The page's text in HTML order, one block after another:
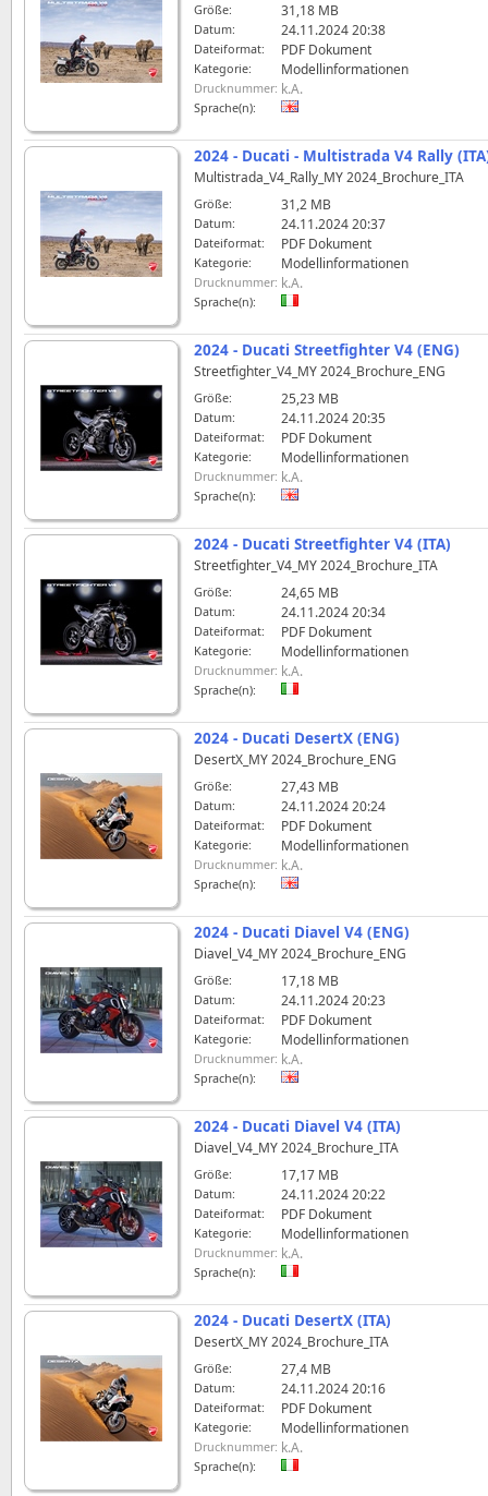
Größe: 31,18 MB
Datum: 24.11.2024 20:38
Dateiformat: PDF Dokument
Kategorie: Modellinformationen
Drucknummer: k.A.
Sprache(n):
2024 - Ducati - Multistrada V4 Rally
Multistrada_V4_Rally_MY 2024_Brochure_ITA
Größe: 31,2 MB
Datum: 24.11.2024 20:37
Dateiformat: PDF Dokument
Kategorie: Modellinformationen
Drucknummer: k.A.
Sprache(n):
2024 - Ducati Streetfighter V4 (ENG)
Streetfighter_V4_MY 2024_Brochure_ENG
Größe: 25,23 MB
Datum: 24.11.2024 20:35
Dateiformat: PDF Dokument
Kategorie: Modellinformationen
Drucknummer: k.A.
Sprache(n):
2024 - Ducati Streetfighter V4 (ITA)
Streetfighter_V4_MY 2024_Brochure_ITA
Größe: 24,65 MB
Datum: 24.11.2024 20:34
Dateiformat: PDF Dokument
Kategorie: Modellinformationen
Drucknummer: k.A.
Sprache(n):
2024 - Ducati DesertX (ENG)
DesertX_MY 2024_Brochure_ENG
Größe: 27,43 MB
Datum: 24.11.2024 20:24
Dateiformat: PDF Dokument
Kategorie: Modellinformationen
Drucknummer: k.A.
Sprache(n):
2024 - Ducati Diavel V4 (ENG)
Diavel_V4_MY 2024_Brochure_ENG
Größe: 17,18 MB
Datum: 24.11.2024 20:23
Dateiformat: PDF Dokument
Kategorie: Modellinformationen
Drucknummer: k.A.
Sprache(n):
2024 - Ducati Diavel V4 (ITA)
Diavel_V4_MY 2024_Brochure_ITA
Größe: 17,17 MB
Datum: 24.11.2024 20:22
Dateiformat: PDF Dokument
Kategorie: Modellinformationen
Drucknummer: k.A.
Sprache(n):
2024 - Ducati DesertX (ITA)
DesertX_MY 2024_Brochure_ITA
Größe: 27,4 MB
Datum: 24.11.2024 20:16
Dateiformat: PDF Dokument
Kategorie: Modellinformationen
Drucknummer: k.A.
Sprache(n):